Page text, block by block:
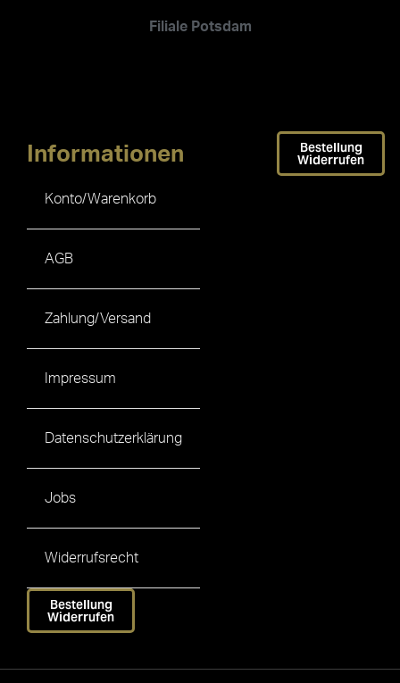
Filiale Potsdam
Informationen
Konto/Warenkorb
AGB
Zahlung/Versand
Impressum
Datenschutzerklärung
Jobs
Widerrufsrecht
Bestellung
Widerrufen
Bestellung
Widerrufen